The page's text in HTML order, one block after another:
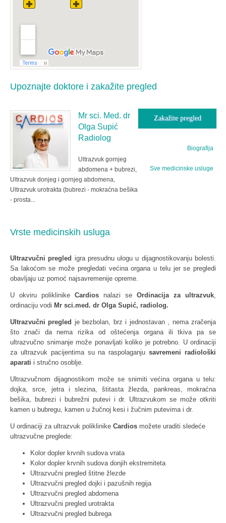
Upoznajte doktore i zakažite pregled
Mr sci. Med. dr
Olga Supić
Radiolog
Ultrazvuk gornjeg
abdomena + bubrezi,
Ultrazvuk donjeg i gornjeg abdomena,
Ultrazvuk urotrakta (bubrezi - mokraćna bešika
- prosta...
Zakažite pregled
Biografija
Sve medicinske usluge
Vrste medicinskih usluga
Ultrazvučni pregled igra presudnu ulogu u dijagnostikovanju bolesti.
Sa lakoćom se može pregledati većina organa u telu jer se pregledi
obavljaju uz pomoć najsavremenije opreme.
U okviru poliklinike Cardios nalazi se Ordinacija za ultrazvuk
ordinaciju vodi Mr sci.med. dr Olga Supić, radiolog.
Ultrazvučni pregled je bezbolan, brz i jednostavan , nema zračenja
što znači da nema rizika od oštećenja organa ili tkiva pa se
ultrazvučno snimanje može ponavljati koliko je potrebno. U ordinaciji
za ultrazvuk pacijentima su na raspolaganjusavremeni radiološki
aparati i stručno osoblje.
Ultrazvučnom dijagnostikom može se snimiti većina organa u telu:
dojka, srce, jetra i slezina, štitasta žlezda, pankreas, mokraćna
bešika, bubrezi i bubrežni putevi i dr. Ultrazvukom se može otkriti
kamen u bubregu, kamen u žučnoj kesi i žučnim putevima i dr.
U ordinaciji za ultrazvuk poliklinike Cardios možete uraditi sledeće
ultrazvučne preglede:
Kolor dopler krvnih sudova vrata
Kolor dopler krvnih sudova donjih ekstremiteta
Ultrazvučni pregled štitne žlezde
Ultrazvučni pregled dojki i pazušnih regija
Ultrazvučni pregled abdomena
Ultrazvučni pregled urotrakta
Ultrazvučni pregled bubrega